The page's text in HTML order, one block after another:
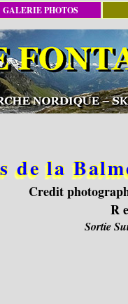
GALERIE PHOTOS
de la
Credit
R
Sortie